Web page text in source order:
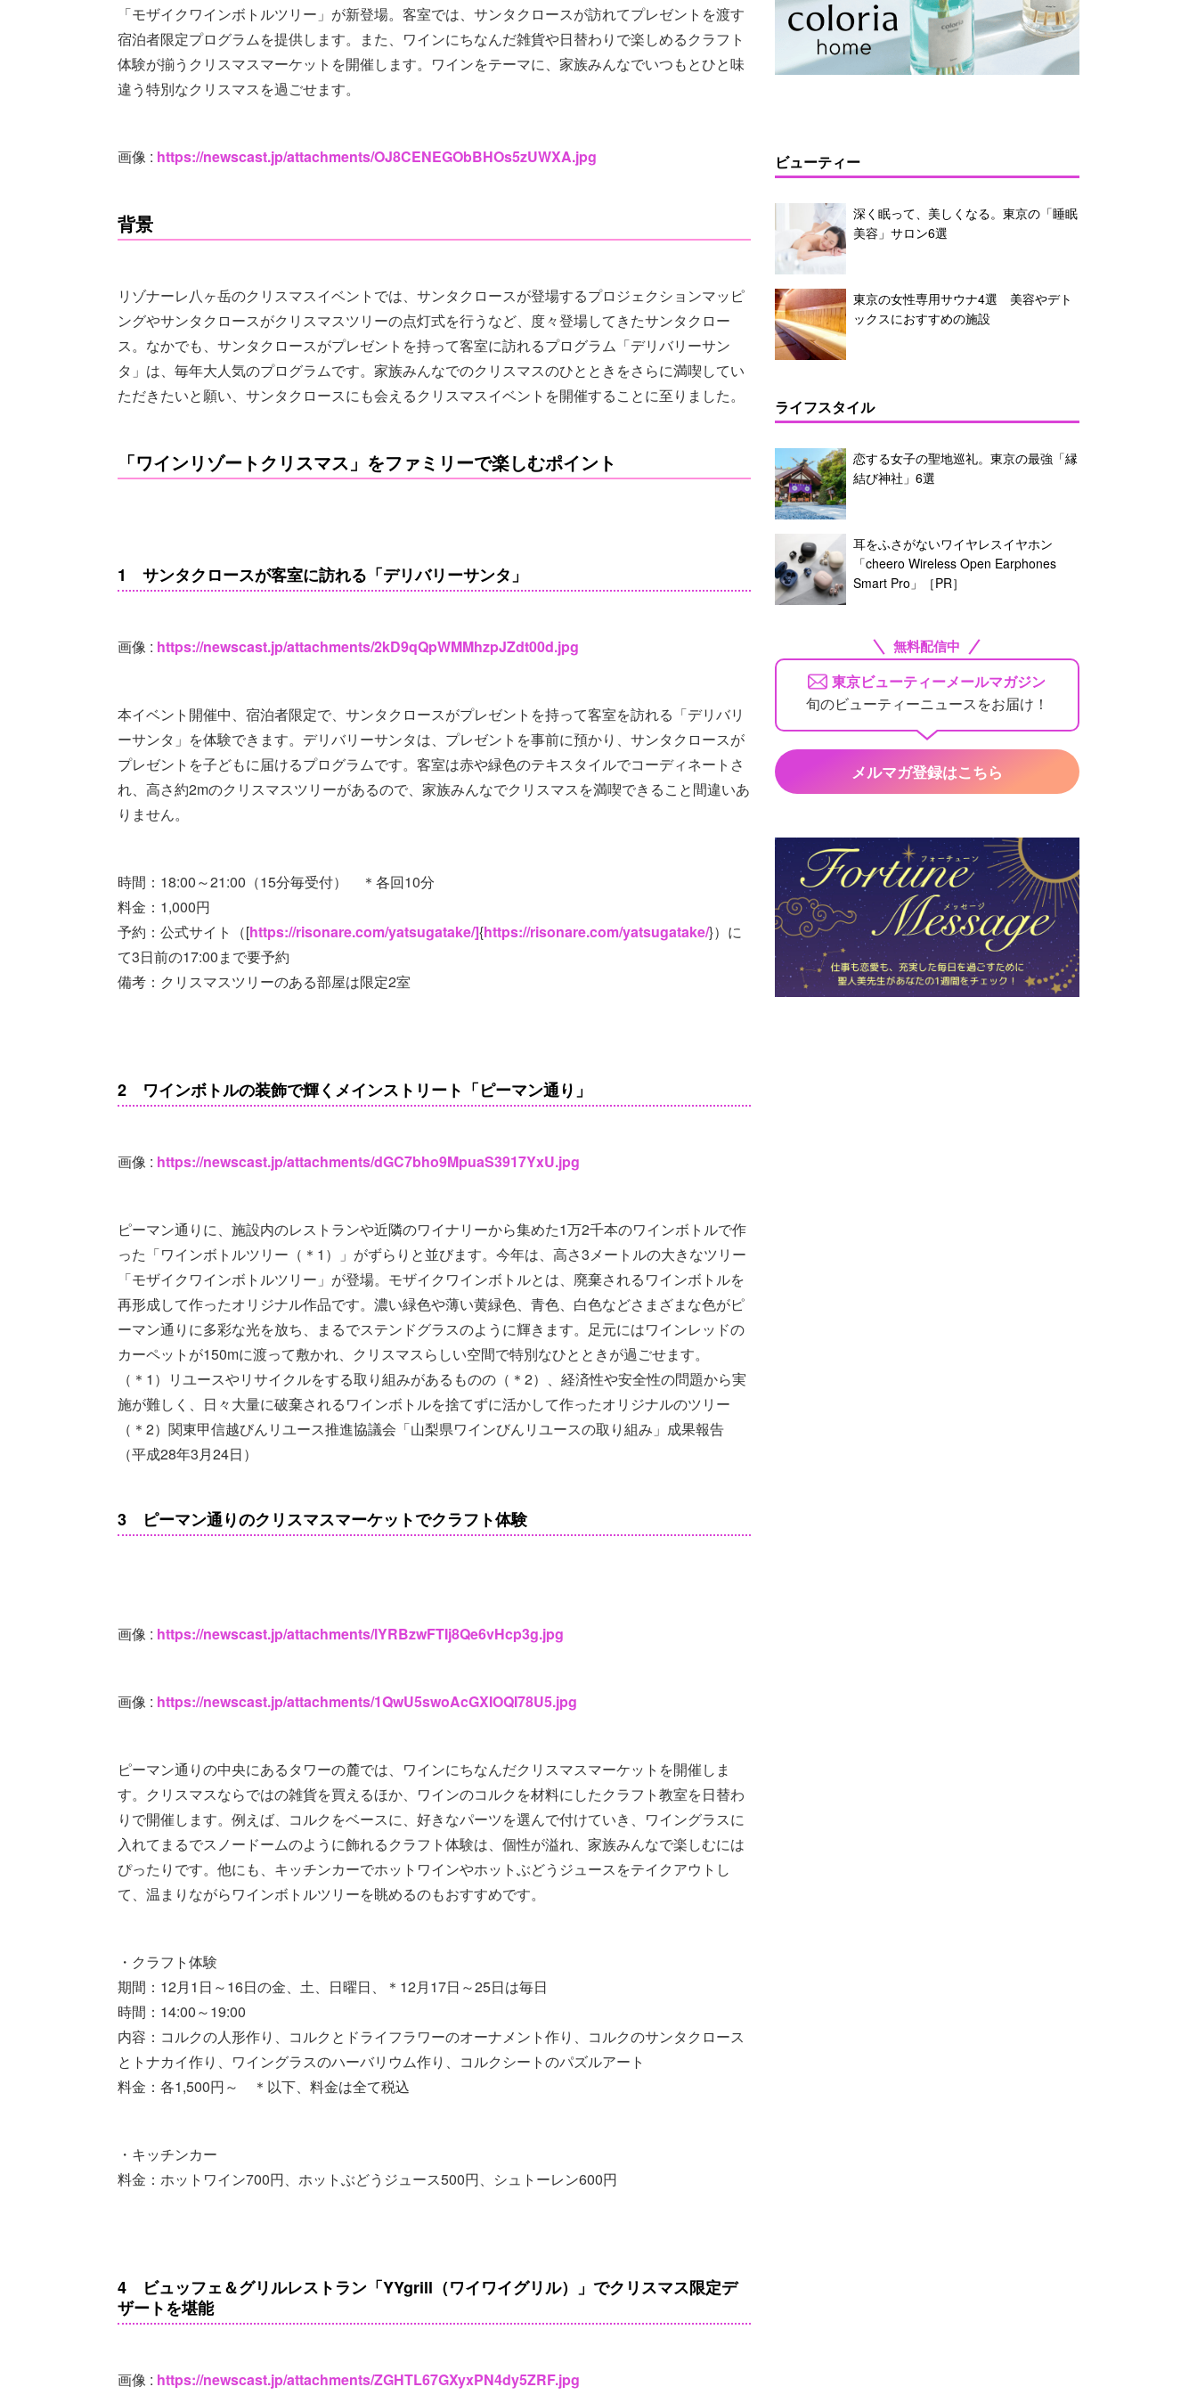
「モザイクワインボトルツリー」が新登場。客室では、サンタクロースが訪れてプレゼントを渡す
宿泊者限定プログラムを提供します。また、ワインにちなんだ雑貨や日替わりで楽しめるクラフト
体験が揃うクリスマスマーケットを開催します。ワインをテーマに、家族みんなでいつもとひと味
違う特別なクリスマスを過ごせます。
画像 : https://newscast.jp/attachments/OJ8CENEGObBHOs5zUWXA.jpg
背景
リゾナーレ八ヶ岳のクリスマスイベントでは、サンタクロースが登場するプロジェクションマッピ
ングやサンタクロースがクリスマスツリーの点灯式を行うなど、度々登場してきたサンタクロー
ス。なかでも、サンタクロースがプレゼントを持って客室に訪れるプログラム「デリバリーサン
タ」は、毎年大人気のプログラムです。家族みんなでのクリスマスのひとときをさらに満喫してい
ただきたいと願い、サンタクロースにも会えるクリスマスイベントを開催することに至りました。
「ワインリゾートクリスマス」をファミリーで楽しむポイント
1 サンタクロースが客室に訪れる「デリバリーサンタ」
画像 : https://newscast.jp/attachments/2kD9qQpWMMhzpJZdt00d.jpg
本イベント開催中、宿泊者限定で、サンタクロースがプレゼントを持って客室を訪れる「デリバリ
ーサンタ」を体験できます。デリバリーサンタは、プレゼントを事前に預かり、サンタクロースが
プレゼントを子どもに届けるプログラムです。客室は赤や緑色のテキスタイルでコーディネートさ
れ、高さ約2mのクリスマスツリーがあるので、家族みんなでクリスマスを満喫できること間違いあ
りません。
時間：18:00～21:00（15分毎受付） ＊各回10分
料金：1,000円
予約：公式サイト（[https://risonare.com/yatsugatake/]{https://risonare.com/yatsugatake/}）に
て3日前の17:00まで要予約
備考：クリスマスツリーのある部屋は限定2室
2 ワインボトルの装飾で輝くメインストリート「ピーマン通り」
画像 : https://newscast.jp/attachments/dGC7bho9MpuaS3917YxU.jpg
ピーマン通りに、施設内のレストランや近隣のワイナリーから集めた1万2千本のワインボトルで作
った「ワインボトルツリー（＊1）」がずらりと並びます。今年は、高さ3メートルの大きなツリー
「モザイクワインボトルツリー」が登場。モザイクワインボトルとは、廃棄されるワインボトルを
再形成して作ったオリジナル作品です。濃い緑色や薄い黄緑色、青色、白色などさまざまな色がピ
ーマン通りに多彩な光を放ち、まるでステンドグラスのように輝きます。足元にはワインレッドの
カーペットが150mに渡って敷かれ、クリスマスらしい空間で特別なひとときが過ごせます。
（＊1）リユースやリサイクルをする取り組みがあるものの（＊2）、経済性や安全性の問題から実
施が難しく、日々大量に破棄されるワインボトルを捨てずに活かして作ったオリジナルのツリー
（＊2）関東甲信越びんリユース推進協議会「山梨県ワインびんリユースの取り組み」成果報告
（平成28年3月24日）
3 ピーマン通りのクリスマスマーケットでクラフト体験
画像 : https://newscast.jp/attachments/lYRBzwFTIj8Qe6vHcp3g.jpg
画像 : https://newscast.jp/attachments/1QwU5swoAcGXIOQI78U5.jpg
ピーマン通りの中央にあるタワーの麓では、ワインにちなんだクリスマスマーケットを開催しま
す。クリスマスならではの雑貨を買えるほか、ワインのコルクを材料にしたクラフト教室を日替わ
りで開催します。例えば、コルクをベースに、好きなパーツを選んで付けていき、ワイングラスに
入れてまるでスノードームのように飾れるクラフト体験は、個性が溢れ、家族みんなで楽しむには
ぴったりです。他にも、キッチンカーでホットワインやホットぶどうジュースをテイクアウトし
て、温まりながらワインボトルツリーを眺めるのもおすすめです。
・クラフト体験
期間：12月1日～16日の金、土、日曜日、＊12月17日～25日は毎日
時間：14:00～19:00
内容：コルクの人形作り、コルクとドライフラワーのオーナメント作り、コルクのサンタクロース
とトナカイ作り、ワイングラスのハーバリウム作り、コルクシートのパズルアート
料金：各1,500円～ ＊以下、料金は全て税込
・キッチンカー
料金：ホットワイン700円、ホットぶどうジュース500円、シュトーレン600円
4 ビュッフェ＆グリルレストラン「YYgrill（ワイワイグリル）」でクリスマス限定デ
ザートを堪能
画像 : https://newscast.jp/attachments/ZGHTL67GXyxPN4dy5ZRF.jpg
ビューティー
深く眠って、美しくなる。東京の「睡眠
美容」サロン6選
東京の女性専用サウナ4選 美容やデト
ックスにおすすめの施設
ライフスタイル
恋する女子の聖地巡礼。東京の最強「縁
結び神社」6選
耳をふさがないワイヤレスイヤホン
「cheero Wireless Open Earphones
Smart Pro」［PR］
無料配信中
東京ビューティーメールマガジン
旬のビューティーニュースをお届け！
メルマガ登録はこちら